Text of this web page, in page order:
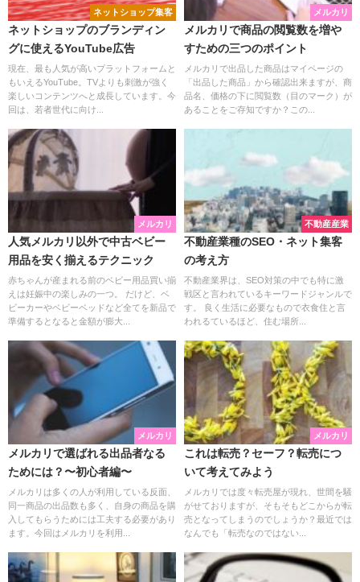
ネットショップ集客
ネットショップのブランディン
グに使えるYouTube広告
現在、最も人気が高いプラットフォームと
もいえるYouTube。TVよりも刺激が強く
楽しいコンテンツへと成長しています。今
回は、若者世代に向け...
メルカリ
メルカリで商品の閲覧数を増や
すための三つのポイント
メルカリで出品した商品はマイページの
「出品した商品」から確認出来ますが、商
品名、価格の下に閲覧数（目のマーク）が
あることをご存知ですか？この...
メルカリ
人気メルカリ以外で中古ベビー
用品を安く揃えるテクニック
赤ちゃんが産まれる前のベビー用品買い揃
えは妊娠中の楽しみの一つ。 だけど、ベ
ビーカーやベビーベッドなど全てを新品で
準備するとなると金額が膨大...
不動産産業
不動産業種のSEO・ネット集客
の考え方
不動産業界は、SEO対策の中でも特に激
戦区と言われているキーワードジャンルで
す。 良く生活に必要なもので衣食住と言
われるているほど、住む場所...
メルカリ
メルカリで選ばれる出品者なる
ためには？〜初心者編〜
メルカリは多くの人が利用している反面、
同一商品の出品数も多く、自身の商品を購
入してもらうためには工夫する必要があり
ます。今回はメルカリを利用...
メルカリ
これは転売？セーフ？転売につ
いて考えてみよう
メルカリでは度々転売屋が現れ、世間を騒
がせておりますが、そもそもどこからが転
売となってしまうのでしょうか？最近では
なんでも「転売なのではない...